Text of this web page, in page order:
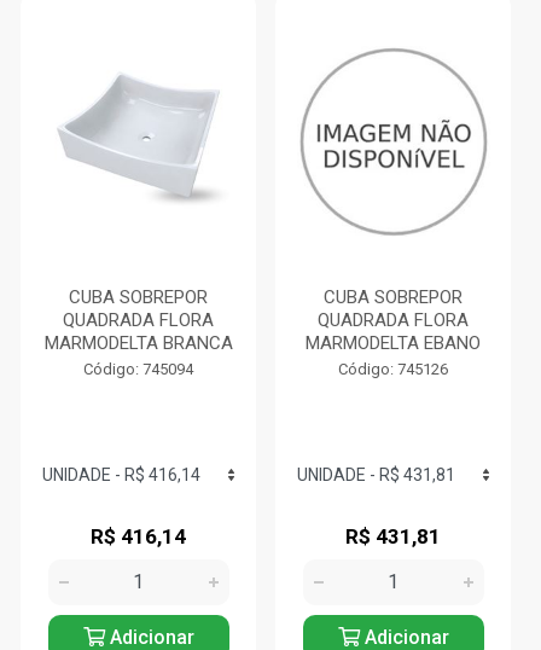
CUBA SOBREPOR
QUADRADA FLORA
MARMODELTA BRANCA
Código: 745094
R$ 416,14
Adicionar
CUBA SOBREPOR
QUADRADA FLORA
MARMODELTA EBANO
Código: 745126
R$ 431,81
Adicionar